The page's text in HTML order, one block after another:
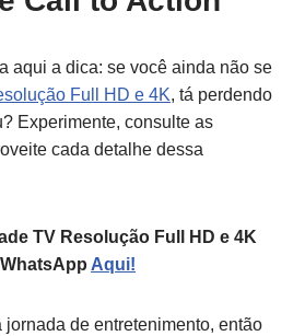
aqui a dica: se você ainda não se
Full HD e 4K, tá perdendo
Experimente, consulte as
cada detalhe dessa
TV Resolução Full HD e 4K
Aqui!
jornada de entretenimento, então